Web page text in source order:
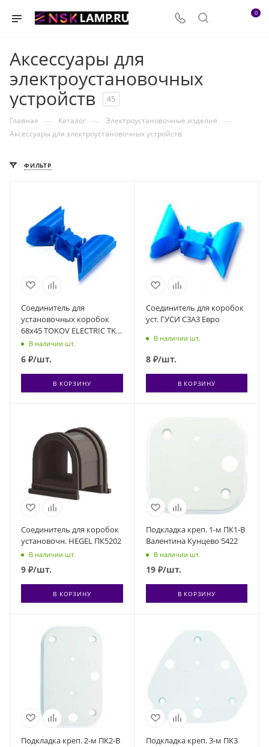
0
Аксессуары для
электроустановочных
устройств
45
Главная — Каталог — Электроустановочные изделия —
Аксессуары для электроустановочных устройств
ФИЛЬТР
Соединитель для
установочных коробок
68х45 TOKOV ELECTRIC TKE-
KK-68-45-C08
В наличии шт.
6 ₽/шт.
В КОРЗИНУ
Соединитель для коробок
уст. ГУСИ С3А3 Евро
В наличии шт.
8₽/шт.
В КОРЗИНУ
Соединитель для коробок
установочн. HEGEL ПК5202
В наличии шт.
9 ₽/шт.
В КОРЗИНУ
Подкладка креп. 1-м ПК1-В
Валентина Кунцево 5422
В наличии шт.
19₽/шт.
В КОРЗИНУ
Подкладка креп. 2-м ПК2-В
Подкладка креп. 3-м ПК3